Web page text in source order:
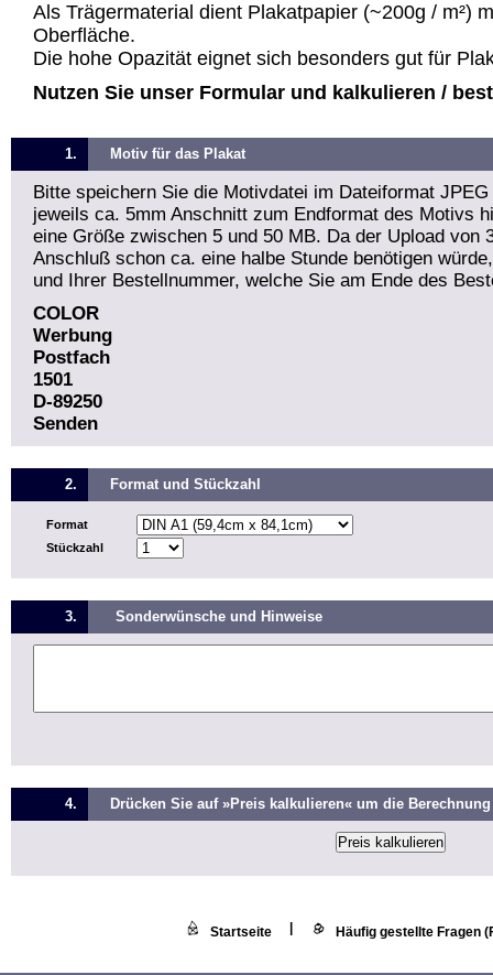
Als Trägermaterial dient Plakatpapier (~200g / m²)
Oberfläche.
Die hohe Opazität eignet sich besonders gut für
Nutzen Sie unser Formular und kalkulieren /
1. Motiv für das Plakat
Bitte speichern Sie die Motivdatei im Dateiformat
jeweils ca. 5mm Anschnitt zum Endformat des Motivs
eine Größe zwischen 5 und 50 MB. Da der Upload von
Anschluß schon ca. eine halbe Stunde benötigen
und Ihrer Bestellnummer, welche Sie am Ende des
COLOR
Werbung
Postfach
1501
D-89250
Senden
2. Format und Stückzahl
Format
Stückzahl
3. Sonderwünsche und Hinweise
4. Drücken Sie auf »Preis kalkulieren« um die
Startseite Häufig gestellte Fragen